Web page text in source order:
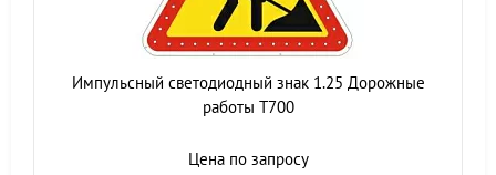
Импульсный светодиодный знак 1.25 Дорожные
работы Т700
Цена по запросу